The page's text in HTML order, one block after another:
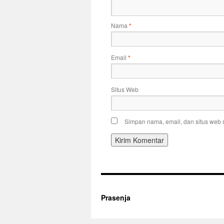
Nama *
Email *
Situs Web
Simpan nama, email, dan situs
Prasenja